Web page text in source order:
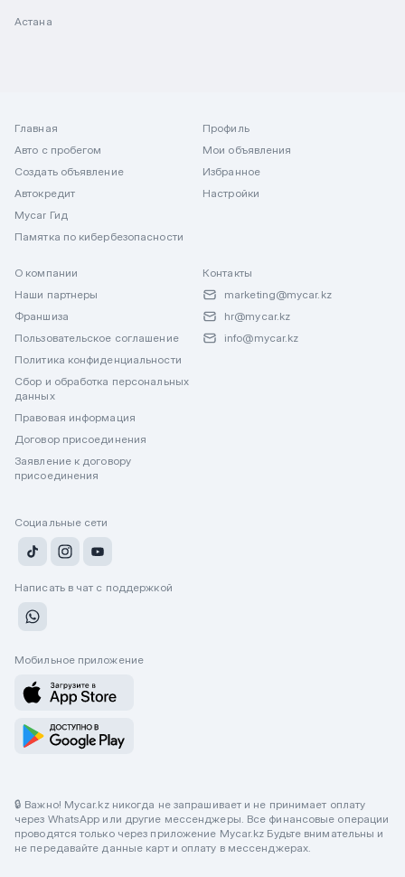
Астана
Главная
Авто с пробегом
Создать объявление
Автокредит
Mycar Гид
Памятка по кибербезопасности
Профиль
Мои объявления
Избранное
Настройки
О компании
Наши партнеры
Франшиза
Пользовательское соглашение
Политика конфиденциальности
Сбор и обработка персональных
данных
Правовая информация
Договор присоединения
Заявление к договору
присоединения
Контакты
marketing@mycar.kz
hr@mycar.kz
info@mycar.kz
Социальные сети
Написать в чат с поддержкой
Мобильное приложение
🔒 Важно! Mycar.kz никогда не запрашивает и не принимает оплату
через WhatsApp или другие мессенджеры. Все финансовые операции
проводятся только через приложение Mycar.kz Будьте внимательны и
не передавайте данные карт и оплату в мессенджерах.